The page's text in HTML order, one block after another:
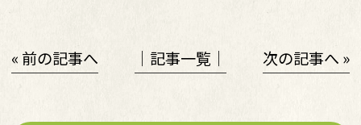
« 前の記事へ │記事一覧│ 次の記事へ »